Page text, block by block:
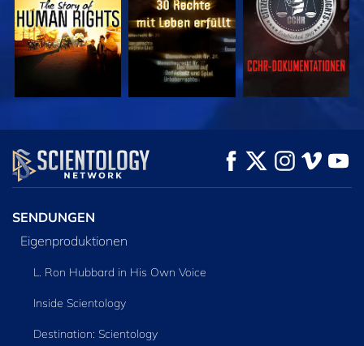
ANSEHEN
SERIE
ENTDECKEN
SENDUNGEN
Eigenproduktionen
L. Ron Hubbard in His Own Voice
Inside Scientology
Destination: Scientology